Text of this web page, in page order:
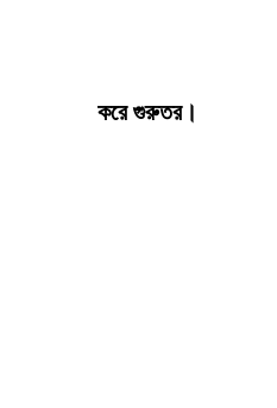
করে গুরুতর।